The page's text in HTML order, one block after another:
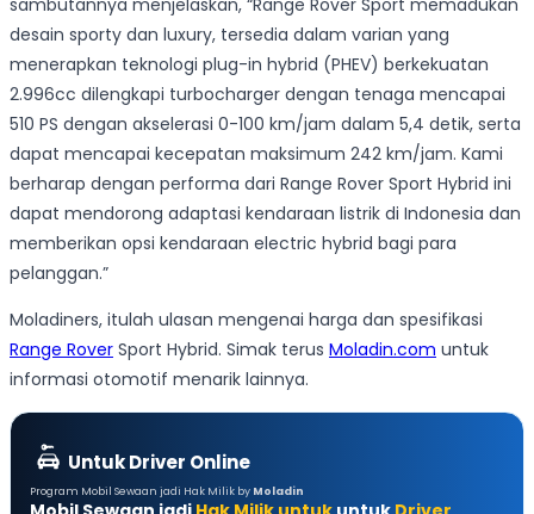
desain sporty dan luxury, tersedia dalam varian yang
menerapkan teknologi plug-in hybrid (PHEV) berkekuatan
2.996cc dilengkapi turbocharger dengan tenaga mencapai
510 PS dengan akselerasi 0-100 km/jam dalam 5,4 detik, serta
dapat mencapai kecepatan maksimum 242 km/jam. Kami
berharap dengan performa dari Range Rover Sport Hybrid ini
dapat mendorong adaptasi kendaraan listrik di Indonesia dan
memberikan opsi kendaraan electric hybrid bagi para
pelanggan.”
Moladiners, itulah ulasan mengenai harga dan spesifikasi
Range Rover Sport Hybrid. Simak terus Moladin.com untuk
informasi otomotif menarik lainnya.
Untuk Driver Online
Program Mobil Sewaan jadi Hak Milik by Moladin